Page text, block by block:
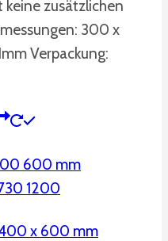
keine zusätzlichen
300 x
Verpackung:
x 600 mm